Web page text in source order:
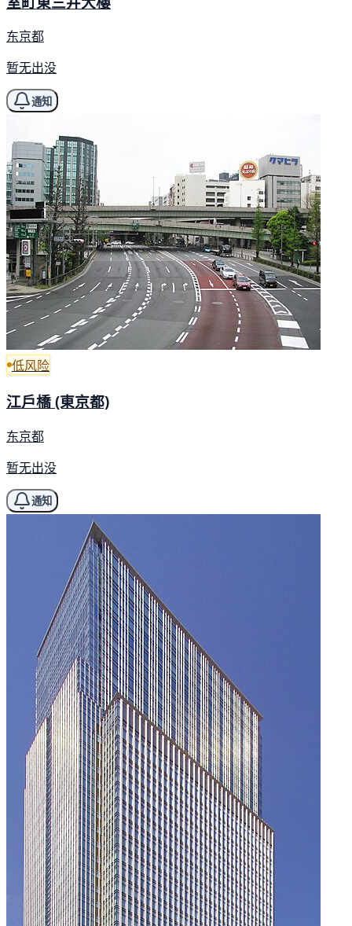
东京都
暂无出没
通知
低风险
江戶橋 (東京都)
东京都
暂无出没
通知